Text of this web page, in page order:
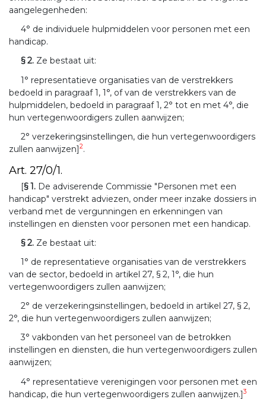
aangelegenheden:
4° de individuele hulpmiddelen voor personen met een
handicap.
§ 2. Ze bestaat uit:
1° representatieve organisaties van de verstrekkers
bedoeld in paragraaf 1, 1°, of van de verstrekkers van de
hulpmiddelen, bedoeld in paragraaf 1, 2° tot en met 4°, die
hun vertegenwoordigers zullen aanwijzen;
2° verzekeringsinstellingen, die hun vertegenwoordigers
zullen aanwijzen]2.
Art. 27/0/1.
[§ 1. De adviserende Commissie "Personen met een
handicap" verstrekt adviezen, onder meer inzake dossiers in
verband met de vergunningen en erkenningen van
instellingen en diensten voor personen met een handicap.
§ 2. Ze bestaat uit:
1° de representatieve organisaties van de verstrekkers
van de sector, bedoeld in artikel 27, § 2, 1°, die hun
vertegenwoordigers zullen aanwijzen;
2° de verzekeringsinstellingen, bedoeld in artikel 27, § 2,
2°, die hun vertegenwoordigers zullen aanwijzen;
3° vakbonden van het personeel van de betrokken
instellingen en diensten, die hun vertegenwoordigers zullen
aanwijzen;
4° representatieve verenigingen voor personen met een
handicap, die hun vertegenwoordigers zullen aanwijzen.]3